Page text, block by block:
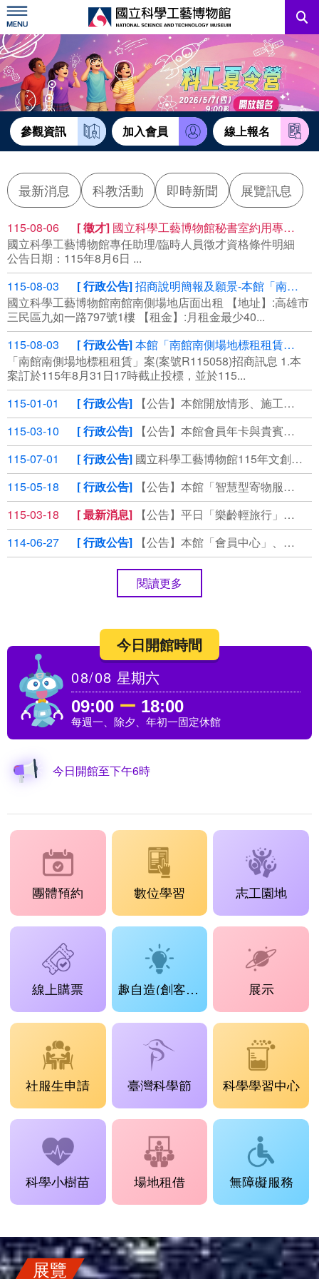
跳
到
主
要
內
容
訊息公告
參觀資訊
教育資源
網站服務
關於我們
English
參觀資訊 加入會員 線上報名
最新消息 科教活動 即時新聞 展覽訊息
115-08-06 徵才 國立科學工藝博物館秘書室約用專任助理
國立科學工藝博物館專任助理/臨時人員徵才資格條件明細
公告日期：115年8月6日 ...
115-08-03
行政公告 招商說明簡報及願景-本館「南館南側場地標租租賃」案(案號R115058)
國立科學工藝博物館南館南側場地店面出租 【地址】:高雄市
三民區九如一路797號1樓 【租金】:月租金最少40...
115-08-03
行政公告 本館「南館南側場地標租租賃」案(案號R115058)第3次公告，⾃115年8月3日起公開領標
「南館南側場地標租租賃」案(案號R115058)招商訊息 1.本
案訂於115年8⽉31⽇17時截⽌投標，並於115...
115-01-01
行政公告
【公告】本館開放情形、施工管制通報
115-03-10
行政公告
【公告】本館會員年卡與貴賓券使用期限延長說明
115-07-01
行政公告 國立科學工藝博物館115年文創商品徵選
115-05-18
行政公告
【公告】本館「智慧型寄物服務」說明
115-03-18
最新消息
【公告】平日「樂齡輕旅行」套裝優惠，即刻預約！
114-06-27
行政公告 【公告】本館「會員中心」、「掌握科工」個資保存期限說明
閱讀更多
今日開館時間
08/08 星期六
09:00 ー 18:00
每週一、除夕、年初一固定休館
今日開館至下午6時
團體預約 數位學習 志工園地
線上購票 趣自造(創客工場) 展示
社服生申請 臺灣科學節 科學學習中心
科學小樹苗 場地租借 無障礙服務
展覽